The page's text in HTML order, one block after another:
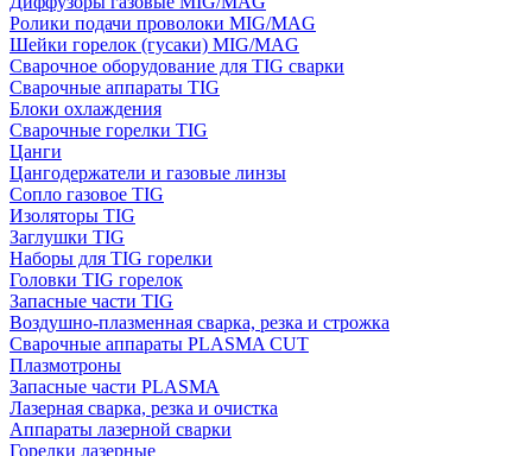
Ролики подачи проволоки MIG/MAG
Шейки горелок (гусаки) MIG/MAG
Сварочное оборудование для TIG сварки
Сварочные аппараты TIG
Блоки охлаждения
Сварочные горелки TIG
Цанги
Цангодержатели и газовые линзы
Сопло газовое TIG
Изоляторы TIG
Заглушки TIG
Наборы для TIG горелки
Головки TIG горелок
Запасные части TIG
Воздушно-плазменная сварка, резка и строжка
Сварочные аппараты PLASMA CUT
Плазмотроны
Запасные части PLASMA
Лазерная сварка, резка и очистка
Аппараты лазерной сварки
Горелки лазерные